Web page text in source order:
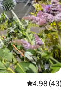
レビュー43
4.98 (43)